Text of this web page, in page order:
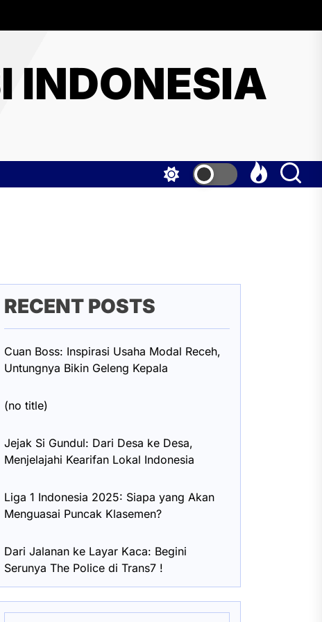
INDONESIA
RECENT POSTS
Cuan Boss: Inspirasi Usaha Modal Receh,
Untungnya Bikin Geleng Kepala
(no title)
Jejak Si Gundul: Dari Desa ke Desa,
Menjelajahi Kearifan Lokal Indonesia
Liga 1 Indonesia 2025: Siapa yang Akan
Menguasai Puncak Klasemen?
Dari Jalanan ke Layar Kaca: Begini
Serunya The Police di Trans7 !